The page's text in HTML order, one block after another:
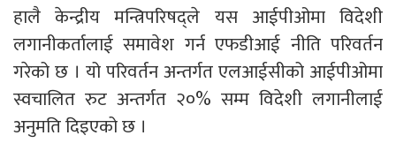
हालै केन्द्रीय मन्त्रिपरिषद्ले यस आईपीओमा विदेशी
लगानीकर्तालाई समावेश गर्न एफडीआई नीति परिवर्तन
गरेको छ । यो परिवर्तन अन्तर्गत एलआईसीको आईपीओमा
स्वचालित रुट अन्तर्गत २०% सम्म विदेशी लगानीलाई
अनुमति दिइएको छ ।